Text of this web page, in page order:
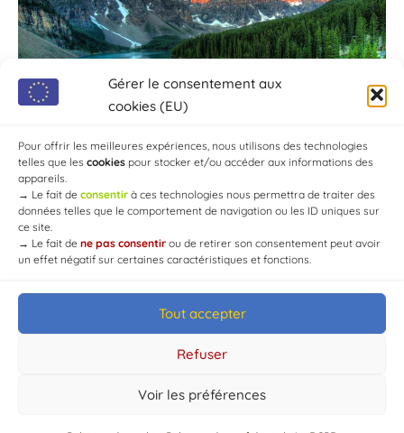
Gérer le consentement aux
cookies (EU)
Pour offrir les meilleures expériences, nous utilisons des technologies
telles que les cookies pour stocker et/ou accéder aux informations des
appareils.
→ Le fait de consentir à ces technologies nous permettra de traiter des
données telles que le comportement de navigation ou les ID uniques sur
ce site.
→ Le fait de ne pas consentir ou de retirer son consentement peut avoir
un effet négatif sur certaines caractéristiques et fonctions.
Tout accepter
Refuser
Voir les préférences
© Mairie de Chaource [2004-2024] | Tous droits réservés.
Developed byWEB3-DESIGN